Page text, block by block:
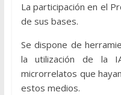
La participación en el
de sus bases.
Se dispone de
la utilización de la
microrrelatos que
estos medios.